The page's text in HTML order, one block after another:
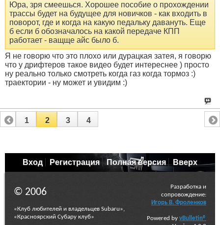
Юра, зря смеешься. Хорошее пособие о прохождении
трассы будет на будущее для новичков - как входить в
поворот, где и когда на какую педальку давануть. Еще
б если б обозначалось на какой передаче КПП
работает - ващще айс было б.
Я не говорю что это плохо или дурацкая затея, я говорю
что у дрифтеров такое видео будет интереснее ) просто
ну реально только смотреть когда газ когда тормоз :)
траектории - ну может и увидим :)
1 2 3 4
Вход Регистрация Полная версия Вверх
© 2006
«Клуб любителей и владельцев Subaru»,
«Красноярский Субару клуб»
Разработка и
сопровождение:
Игорь В. Фроленков
Powered by vBulletin®